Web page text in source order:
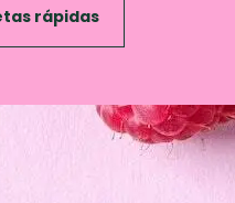
rápidas